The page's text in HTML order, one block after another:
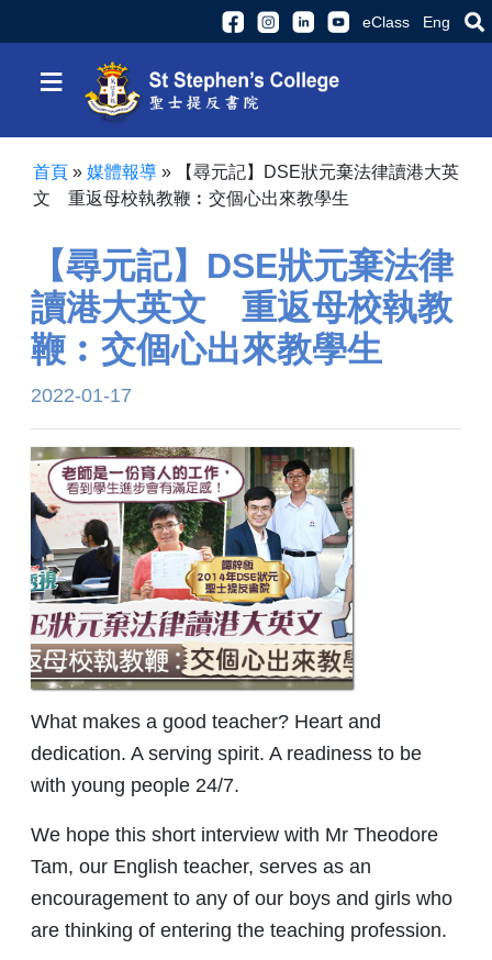
eClass Eng
≡
首頁 » 媒體報導 »
【尋元記】DSE狀元棄法律讀港大英
文 重返母校執教鞭︰交個心出來教學生
【尋元記】DSE狀元棄法律
讀港大英文 重返母校執教
鞭︰交個心出來教學生
2022-01-17
What makes a good teacher? Heart and
dedication. A serving spirit. A readiness to be
with young people 24/7.
We hope this short interview with Mr Theodore
Tam, our English teacher, serves as an
encouragement to any of our boys and girls who
are thinking of entering the teaching profession.